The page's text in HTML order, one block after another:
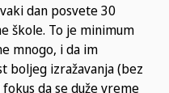
dan posvete 30
škole. To je minimum
mnogo, i da im
boljeg izražavanja (bez
da se duže vreme